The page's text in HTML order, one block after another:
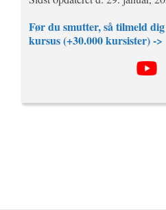
Før du smutter, så tilmeld
kursus (+30.000 kursister) ->